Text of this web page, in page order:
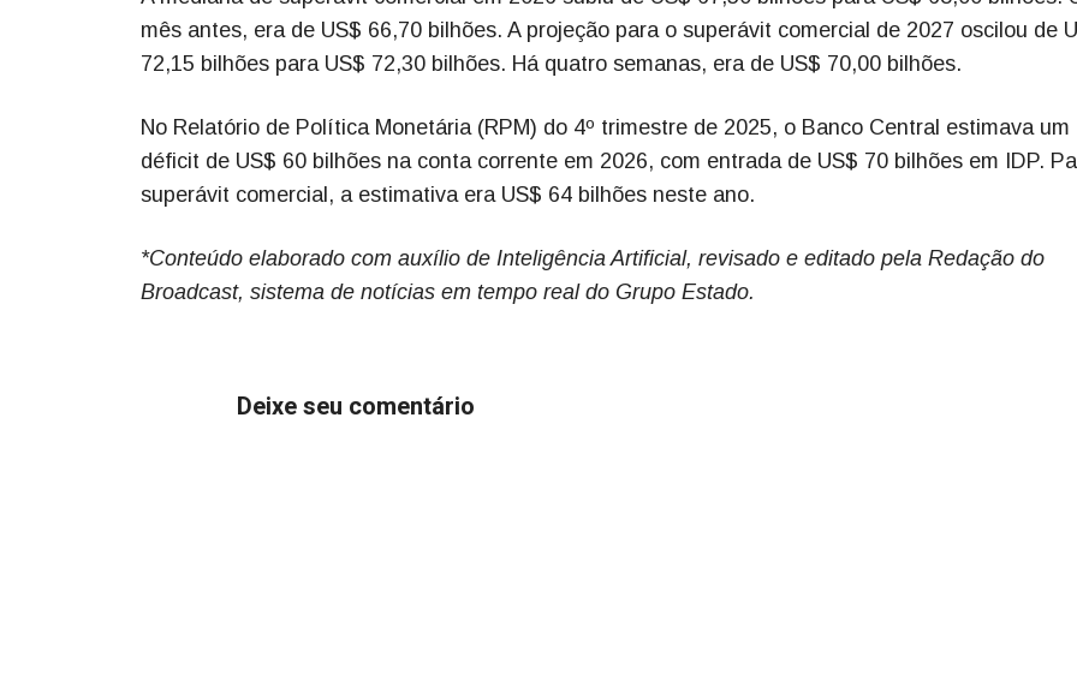
mês antes, era de US$ 66,70 bilhões. A projeção para o superávit comercial de 2027 oscilou de
72,15 bilhões para US$ 72,30 bilhões. Há quatro semanas, era de US$ 70,00 bilhões.
No Relatório de Política Monetária (RPM) do 4º trimestre de 2025, o Banco Central estimava um
déficit de US$ 60 bilhões na conta corrente em 2026, com entrada de US$ 70 bilhões em IDP.
superávit comercial, a estimativa era US$ 64 bilhões neste ano.
*Conteúdo elaborado com auxílio de Inteligência Artificial, revisado e editado pela Redação do
Broadcast, sistema de notícias em tempo real do Grupo Estado.
Deixe seu comentário